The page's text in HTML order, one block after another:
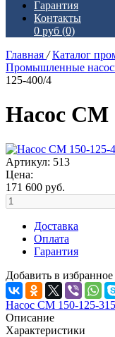
Гарантия
Контакты
0 руб (0)
Главная / Каталог
Промышленные
125-400/4
Насос СМ
Артикул: 513
Цена:
171 600 руб.
Доставка
Оплата
Гарантия
Добавить в избранное
Насос СМ 150-125-
Описание
Характеристики